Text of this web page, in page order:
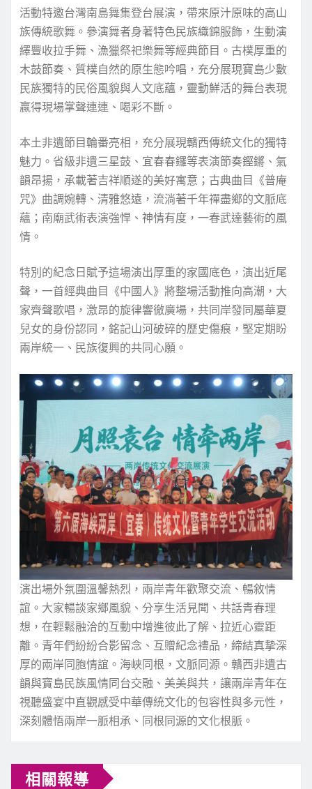
活動特邀台灣南島舞集登台展演，帶來原汁原味的高山
族傳統歌舞。參演舞者身著特色民族織錦服飾，生動演
繹豐收拉手舞、漁獵祭祀樂舞等經典節目。古樸厚重的
木鼓節奏、質樸自然的原生態吟唱，充分展現寶島少數
民族獨特的民俗風貌與人文底蘊，靈動鮮活的舞台表現
贏得現場掌聲連連、喝彩不斷。
本土非遺節目輪番亮相，充分展現贛西傳統文化的獨特
魅力。省級非遺三星鼓、宜春春鑼等表演節奏鏗鏘、氣
韻昂揚，承載著吉祥順遂的美好寓意；古典曲目《普庵
咒》曲調婉轉、清雅悠遠，流淌著千年禪盡鄉的文脈底
蘊；南廟武術表演強悍、神情有度，一春武達藝術的風
情。
特別的紀念日賦予這場演出厚重的家國底色，演出近尾
聲，一首經典曲目《中國人》將整場活動推向高潮，大
家齊聲歌唱，激昂的旋律響徹廣場，共同岸發同屬華夏
兒女的身份認同，銘記山河破碎的歷史傷痕，堅定期盼
兩岸統一、民族復興的共同心願。
演出場外氛圍溫馨熱烈，兩岸青年歡聚交流、暢敘情
誼。大家暢談家鄉風貌、分享生活見聞、共話青春理
想，在輕鬆融洽的互動中增進彼此了解、拉近心靈距
離。青年們紛紛合影留念、互贈紀念禮品，締結真摯深
厚的兩岸同胞情誼。海峽同根，文脈同源。贛西非遺古
韻與寶島民族風情同台交融、美美與共，讓兩岸青年在
視聽盛宴中直觀感受中華傳統文化的包容性與多元性，
深刻體悟兩岸一脈相承、同根同源的文化根脈。
相關報導